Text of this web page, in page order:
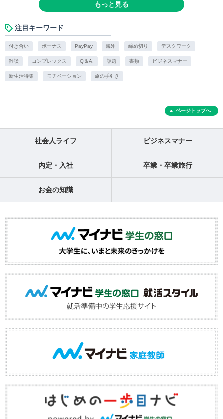
もっと見る
注目キーワード
付き合い ボーナス PayPay 海外 締め切り デスクワーク
雑談 コンプレックス Q＆A. 話題 書類 ビジネスマナー
新生活特集 モチベーション 旅の手引き
ページトップへ
社会人ライフ ビジネスマナー
内定・入社 卒業・卒業旅行
お金の知識